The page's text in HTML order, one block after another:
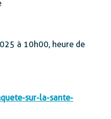
à 10h00, heure de
sur-la-sante-